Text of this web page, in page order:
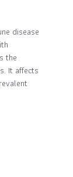
disease
the
It affects